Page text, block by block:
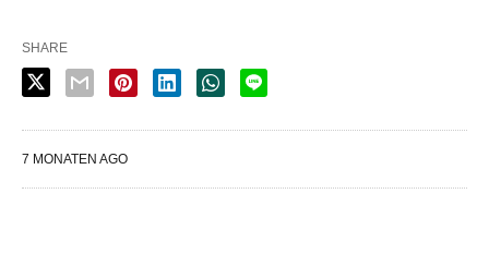
SHARE
7 MONATEN AGO